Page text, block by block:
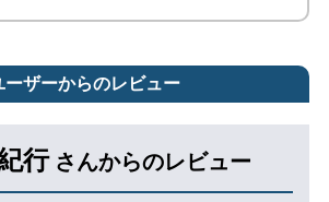
ーザーからのレビュー
行 さんからのレビュー